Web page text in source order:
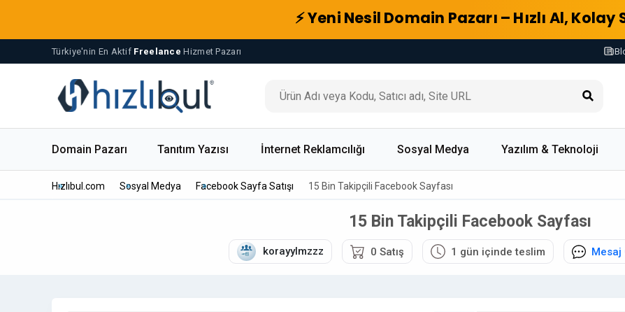
⚡ Yeni Nesil Domain Pazarı – Hızlı Al, Kolay
Türkiye'nin En Aktif Freelance Hizmet Pazarı
Domain Pazarı Tanıtım Yazısı İnternet Reklamcılığı Sosyal Medya Yazılım & Teknoloji
Hızlıbul.com Sosyal Medya Facebook Sayfa Satışı 15 Bin Takipçili Facebook Sayfası
15 Bin Takipçili Facebook Sayfası
korayylmzzz 0 Satış 1 gün içinde teslim Mesaj